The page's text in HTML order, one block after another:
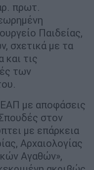
πρωτ.
Παιδείας,
σχετικά με τα
και τις
των
με αποφάσεις
στον
με επάρκεια
Αρχαιολογίας
Αγαθών»,